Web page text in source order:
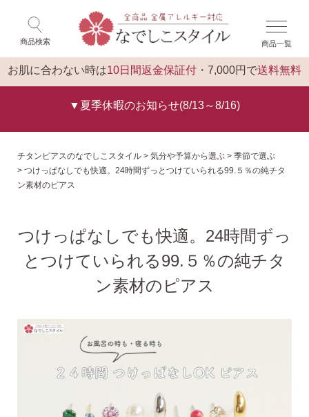
商品検索 商品一覧
お肌に合わない時は10日間返金保証付 ・7,000円で送料無料
▼夏季休暇のお知らせ(8/13～8/16)
閉じる
ゲスト 様 こんにちは
気になるキーワードで探す
#新商品 #大粒ピアス
チタンピアスのなでしこスタイル 気分や予算から選ぶ
季節で選ぶ
つけっぱなしでも快適。24時間ずっとつけていられる99.５％の純チタ
ン素材のピアス
つけっぱなしでも快適。24時間ずっ
とつけていられる99.５％の純チタ
ン素材のピアス